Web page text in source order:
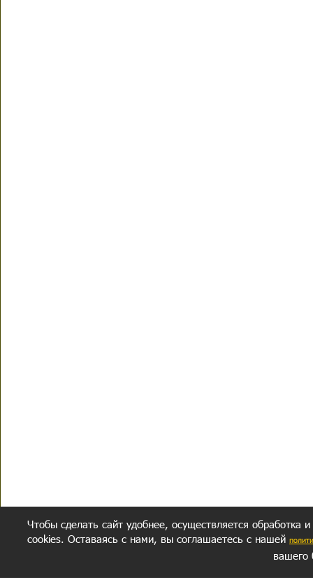
Чтобы сделать сайт удобнее, осуществляется обработка
cookies. Оставаясь с нами, вы соглашаетесь с нашей
вашего